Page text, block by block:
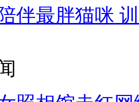
伴最胖猫咪